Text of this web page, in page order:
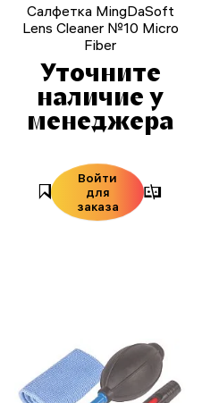
Салфетка MingDaSoft
Lens Cleaner №10 Micro
Fiber
Уточните
наличие у
менеджера
Войти
для
заказа